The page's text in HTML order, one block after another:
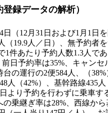
録データの解析）
（12月31日および1月1日
（19.9人／日）、無予約者
1件あたり予約人数1.3人で
前日予約率は35%、キャン
台の運行の2便584人、（
人（42%）、基幹路線435
日より予約を行わずに乗車
の乗継ぎ率は28%、西線か